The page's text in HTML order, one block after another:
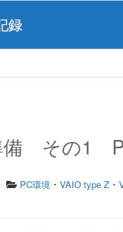
録
備 その1
PC環境 ・ VAIO type Z ・